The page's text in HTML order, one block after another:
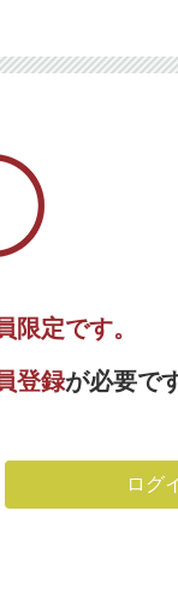
限定です。
登録が必要で
ログ